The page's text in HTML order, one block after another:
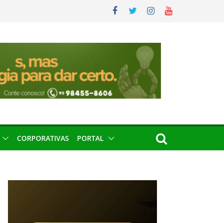
CORPORATIVAS PORTAL